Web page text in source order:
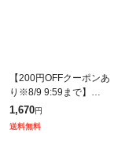
【200円OFFクーポンあ
り※8/9 9:59まで】麦茶
彩茶 -あやちゃ- お茶 ム
ギ茶 500ml×24本 六条
大麦 ライフ
1,670円
送料無料